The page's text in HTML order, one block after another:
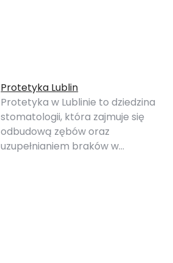
Protetyka Lublin
Protetyka w Lublinie to dziedzina
stomatologii, która zajmuje się
odbudową zębów oraz
uzupełnianiem braków w…